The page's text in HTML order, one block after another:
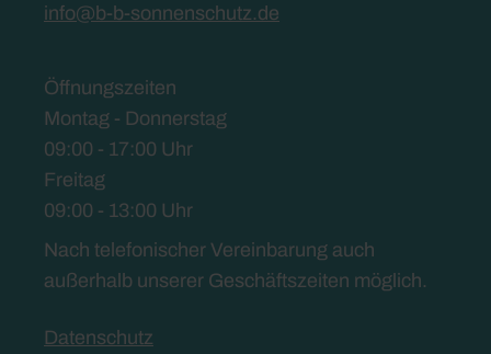
info@b-b-sonnenschutz.de
Öffnungszeiten
Montag - Donnerstag
09:00 - 17:00 Uhr
Freitag
09:00 - 13:00 Uhr
Nach telefonischer Vereinbarung auch
außerhalb unserer Geschäftszeiten möglich.
Datenschutz